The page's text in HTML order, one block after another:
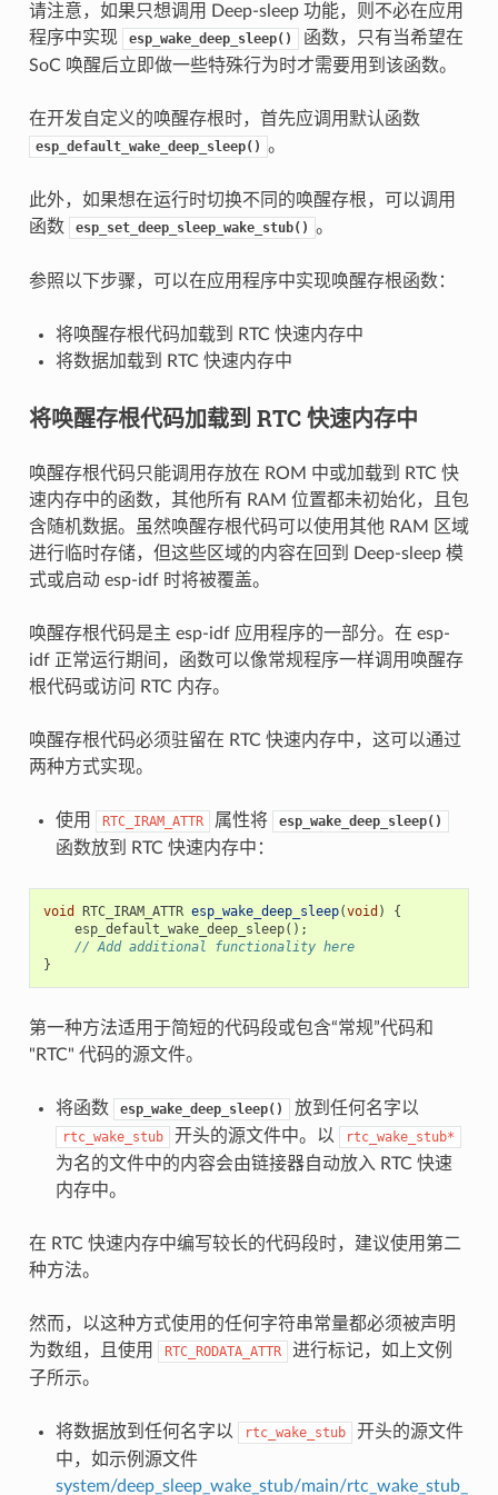
请注意，如果只想调用 Deep-sleep 功能，则不必在应用
程序中实现
esp_wake_deep_sleep()
函数，只有当希望在
SoC 唤醒后立即做一些特殊行为时才需要用到该函数。
在开发自定义的唤醒存根时，首先应调用默认函数
esp_default_wake_deep_sleep() 。
此外，如果想在运行时切换不同的唤醒存根，可以调用
函数
esp_set_deep_sleep_wake_stub() 。
参照以下步骤，可以在应用程序中实现唤醒存根函数：
将唤醒存根代码加载到 RTC 快速内存中
将数据加载到 RTC 快速内存中
将唤醒存根代码加载到 RTC 快速内存中
唤醒存根代码只能调用存放在 ROM 中或加载到 RTC 快
速内存中的函数，其他所有 RAM 位置都未初始化，且包
含随机数据。虽然唤醒存根代码可以使用其他 RAM 区域
进行临时存储，但这些区域的内容在回到 Deep-sleep 模
式或启动 esp-idf 时将被覆盖。
唤醒存根代码是主 esp-idf 应用程序的一部分。在 esp-
idf 正常运行期间，函数可以像常规程序一样调用唤醒存
根代码或访问 RTC 内存。
唤醒存根代码必须驻留在 RTC 快速内存中，这可以通过
两种方式实现。
使用 RTC_IRAM_ATTR 属性将 esp_wake_deep_sleep()
函数放到 RTC 快速内存中：
void RTC_IRAM_ATTR esp_wake_deep_sleep(void )
{
esp_default_wake_deep_sleep();
// Add additional functionality here
}
第一种方法适用于简短的代码段或包含“常规”代码和
"RTC" 代码的源文件。
将函数 esp_wake_deep_sleep() 放到任何名字以
rtc_wake_stub 开头的源文件中。以 rtc_wake_stub*
为名的文件中的内容会由链接器自动放入 RTC 快速
内存中。
在 RTC 快速内存中编写较长的代码段时，建议使用第二
种方法。
然而，以这种方式使用的任何字符串常量都必须被声明
为数组，且使用
RTC_RODATA_ATTR
进行标记，如上文例
子所示。
将数据放到任何名字以 rtc_wake_stub
开头的源文件
中，如示例源文件
system/deep_sleep_wake_stub/main/rtc_wake_stub_